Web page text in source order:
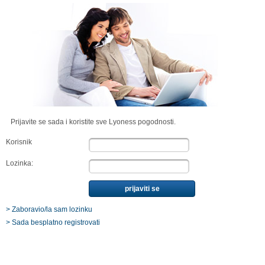
Prijavite se sada i koristite sve Lyoness pogodnosti.
Korisnik
Lozinka:
> Zaboravio/la sam lozinku
> Sada besplatno registrovati